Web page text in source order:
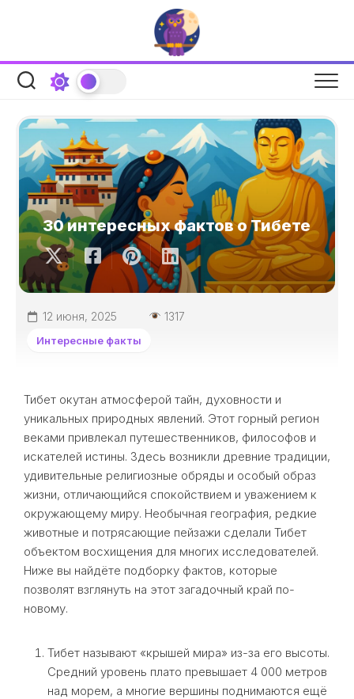
30 интересных фактов о Тибете
12 июня, 2025 1317
Интересные факты
Тибет окутан атмосферой тайн, духовности и
уникальных природных явлений. Этот горный регион
веками привлекал путешественников, философов и
искателей истины. Здесь возникли древние традиции,
удивительные религиозные обряды и особый образ
жизни, отличающийся спокойствием и уважением к
окружающему миру. Необычная география, редкие
животные и потрясающие пейзажи сделали Тибет
объектом восхищения для многих исследователей.
Ниже вы найдёте подборку фактов, которые
позволят взглянуть на этот загадочный край по-
новому.
Тибет называют «крышей мира» из-за его высоты.
Средний уровень плато превышает 4 000 метров
над морем, а многие вершины поднимаются ещё